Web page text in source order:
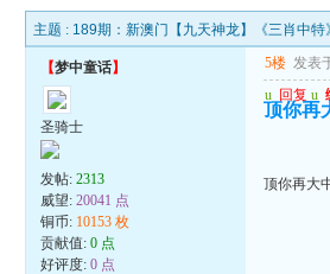
主题 : 189期：新澳门【九天神龙】《三肖中特
【梦中童话】
圣骑士
发帖:2313
威望:20041 点
铜币: 10153 枚
贡献值:0 点
好评度:0 点
5楼 发表
u 回复 u
顶你再
顶你再大